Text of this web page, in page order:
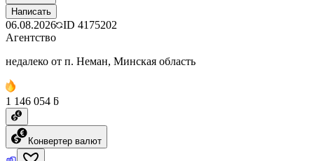
Написать
06.08.2026 ID 4175202
Агентство
недалеко от п. Неман, Минская область
1 146 054 ƃ
Конвертер валют